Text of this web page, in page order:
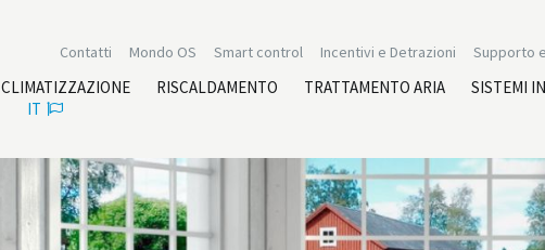
Supporto
Incentivi e Detrazioni
Smart control
Mondo OS
Contatti
CLIMATIZZAZIONE RISCALDAMENTO TRATTAMENTO ARIA
SISTEMI
IT